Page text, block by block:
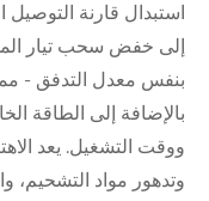
استبدال قارنة التوصيل
بنفس معدل التدفق - مما
بالإضافة إلى الطاقة
ووقت التشغيل. يعد
وتدهور مواد التشحيم،